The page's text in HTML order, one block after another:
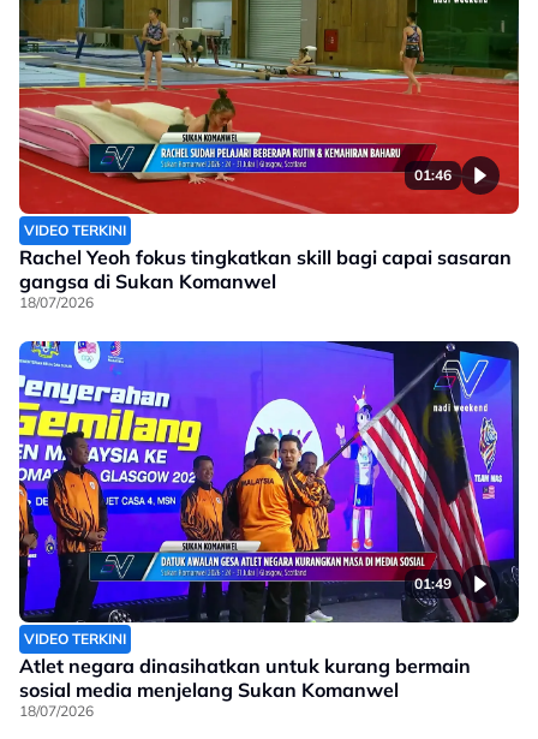
01:46
VIDEO TERKINI
Rachel Yeoh fokus tingkatkan skill bagi capai sasaran
gangsa di Sukan Komanwel
18/07/2026
01:49
VIDEO TERKINI
Atlet negara dinasihatkan untuk kurang bermain
sosial media menjelang Sukan Komanwel
18/07/2026